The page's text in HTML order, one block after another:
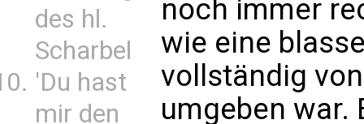
des hl.
Scharbel
'Du hast
mir den
noch immer
wie eine
vollständig
umgeben